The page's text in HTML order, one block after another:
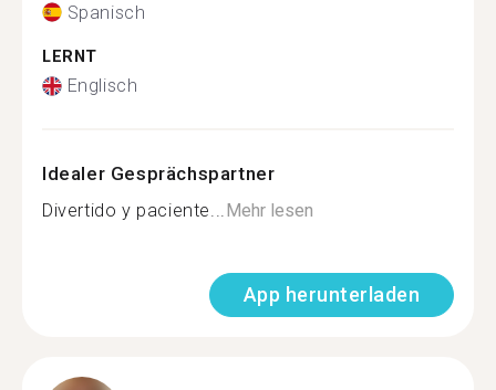
Spanisch
LERNT
Englisch
Idealer Gesprächspartner
Divertido y paciente...Mehr lesen
App herunterladen